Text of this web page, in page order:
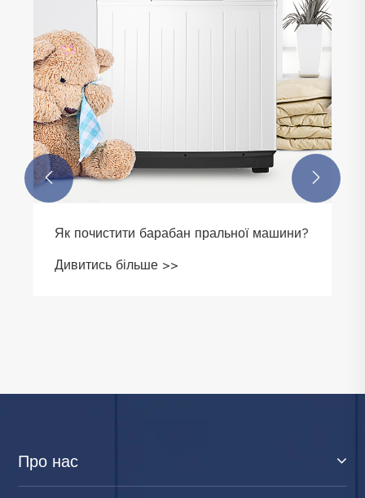
Як почистити барабан пральної машини?
Дивитись більше >>
 
Про нас